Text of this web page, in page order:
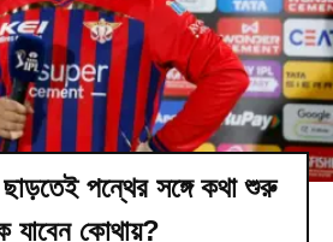
পন্থের সঙ্গে কথা শুরু
যাবেন কোথায়?